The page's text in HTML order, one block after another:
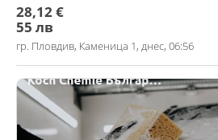
28,12 €
55 лв
гр. Пловдив, Каменица 1, днес, 06:56